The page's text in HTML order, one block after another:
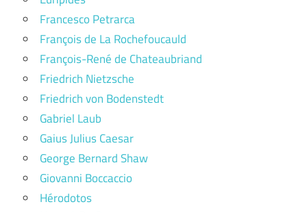
Francesco Petrarca
François de La Rochefoucauld
François-René de Chateaubriand
Friedrich Nietzsche
Friedrich von Bodenstedt
Gabriel Laub
Gaius Julius Caesar
George Bernard Shaw
Giovanni Boccaccio
Hérodotos